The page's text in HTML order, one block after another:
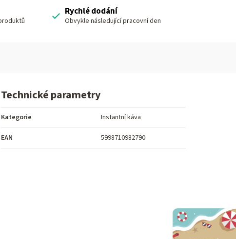
Rychlé dodání
Obvykle následující pracovní den
Technické parametry
Kategorie Instantní káva
EAN 5998710982790